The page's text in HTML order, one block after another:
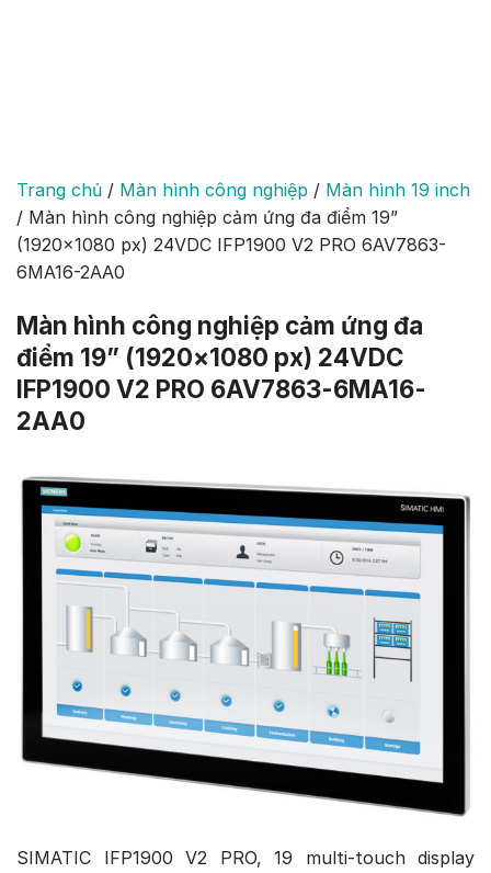
Trang chủ / Màn hình công nghiệp / Màn hình 19 inch
/ Màn hình công nghiệp cảm ứng đa điểm 19”
(1920×1080 px) 24VDC IFP1900 V2 PRO 6AV7863-
6MA16-2AA0
Màn hình công nghiệp cảm ứng đa
điểm 19” (1920×1080 px) 24VDC
IFP1900 V2 PRO 6AV7863-6MA16-
2AA0
SIMATIC IFP1900 V2 PRO, 19 multi-touch display